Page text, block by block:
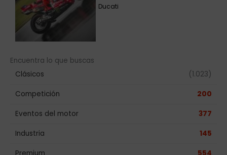
Ducati
Encuentra lo que buscas
Clásicos
(1.023)
Competición 200
Eventos del motor 377
Industria 145
Premium 554